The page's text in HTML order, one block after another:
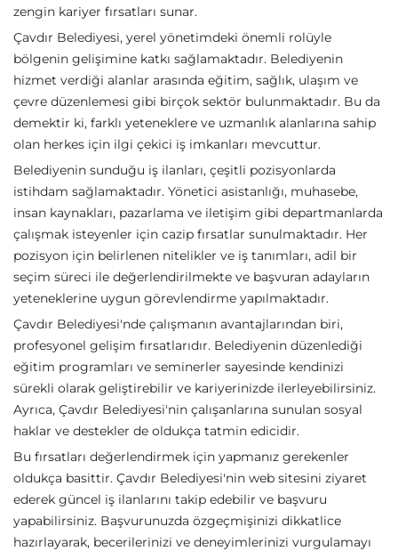
zengin kariyer fırsatları sunar.
Çavdır Belediyesi, yerel yönetimdeki önemli rolüyle
bölgenin gelişimine katkı sağlamaktadır. Belediyenin
hizmet verdiği alanlar arasında eğitim, sağlık, ulaşım ve
çevre düzenlemesi gibi birçok sektör bulunmaktadır. Bu da
demektir ki, farklı yeteneklere ve uzmanlık alanlarına sahip
olan herkes için ilgi çekici iş imkanları mevcuttur.
Belediyenin sunduğu iş ilanları, çeşitli pozisyonlarda
istihdam sağlamaktadır. Yönetici asistanlığı, muhasebe,
insan kaynakları, pazarlama ve iletişim gibi departmanlarda
çalışmak isteyenler için cazip fırsatlar sunulmaktadır. Her
pozisyon için belirlenen nitelikler ve iş tanımları, adil bir
seçim süreci ile değerlendirilmekte ve başvuran adayların
yeteneklerine uygun görevlendirme yapılmaktadır.
Çavdır Belediyesi'nde çalışmanın avantajlarından biri,
profesyonel gelişim fırsatlarıdır. Belediyenin düzenlediği
eğitim programları ve seminerler sayesinde kendinizi
sürekli olarak geliştirebilir ve kariyerinizde ilerleyebilirsiniz.
Ayrıca, Çavdır Belediyesi'nin çalışanlarına sunulan sosyal
haklar ve destekler de oldukça tatmin edicidir.
Bu fırsatları değerlendirmek için yapmanız gerekenler
oldukça basittir. Çavdır Belediyesi'nin web sitesini ziyaret
ederek güncel iş ilanlarını takip edebilir ve başvuru
yapabilirsiniz. Başvurunuzda özgeçmişinizi dikkatlice
hazırlayarak, becerilerinizi ve deneyimlerinizi vurgulamayı